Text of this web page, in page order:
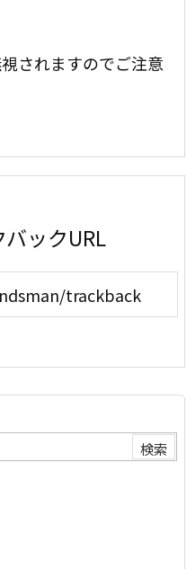
されますのでご注意
ックURL